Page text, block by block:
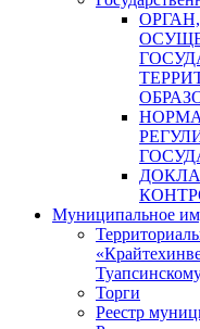
Муниципальное
Торги
Реестр